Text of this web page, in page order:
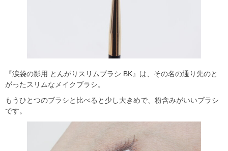
『涙袋の影用 とんがりスリムブラシ BK』は、その名の通り先のと
がったスリムなメイクブラシ。
もうひとつのブラシと比べると少し大きめで、粉含みがいいブラシ
です。